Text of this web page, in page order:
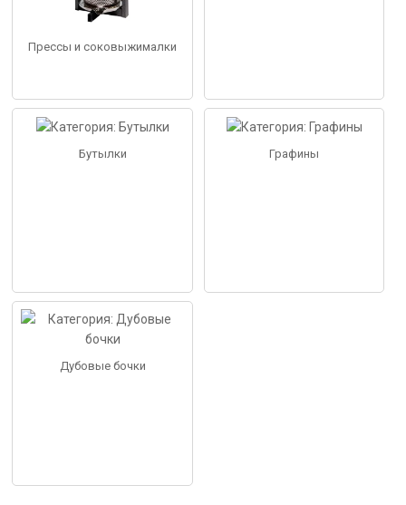
Прессы и соковыжималки
Бутылки Графины
Дубовые бочки